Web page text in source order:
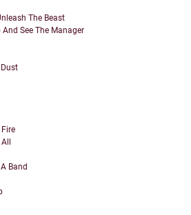
The Beast
See The Manager
Band